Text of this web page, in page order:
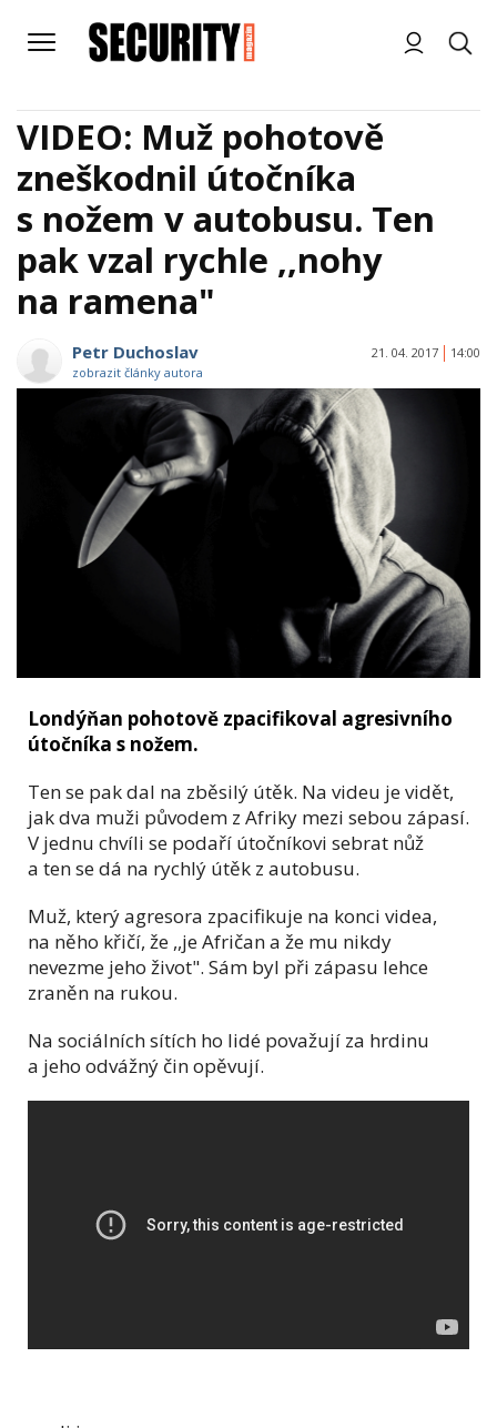
VIDEO: Muž pohotově
zneškodnil útočníka
s nožem v autobusu. Ten
pak vzal rychle ,,nohy
na ramena"
Petr Duchoslav
zobrazit články autora
21. 04. 2017 14:00
Londýňan pohotově zpacifikoval agresivního
útočníka s nožem.
Ten se pak dal na zběsilý útěk. Na videu je vidět,
jak dva muži původem z Afriky mezi sebou zápasí.
V jednu chvíli se podaří útočníkovi sebrat nůž
a ten se dá na rychlý útěk z autobusu.
Muž, který agresora zpacifikuje na konci videa,
na něho křičí, že ,,je Afričan a že mu nikdy
nevezme jeho život". Sám byl při zápasu lehce
zraněn na rukou.
Na sociálních sítích ho lidé považují za hrdinu
a jeho odvážný čin opěvují.